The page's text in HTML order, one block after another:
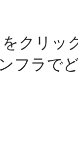
クリッ
ンフラで